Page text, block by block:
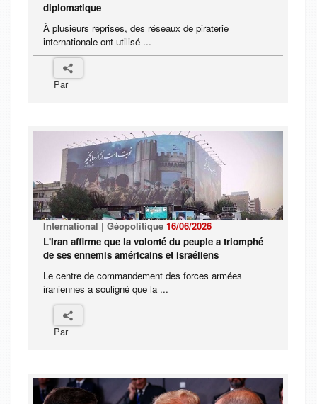
diplomatique
À plusieurs reprises, des réseaux de piraterie
internationale ont utilisé ...
Par
International | Géopolitique 16/06/2026
L'Iran affirme que la volonté du peuple a triomphé
de ses ennemis américains et israéliens
Le centre de commandement des forces armées
iraniennes a souligné que la ...
Par